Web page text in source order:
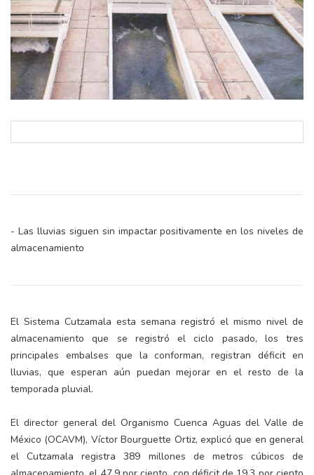
- Las lluvias siguen sin impactar positivamente en los niveles de
almacenamiento
El Sistema Cutzamala esta semana registró el mismo nivel de
almacenamiento que se registró el ciclo pasado, los tres
principales embalses que la conforman, registran déficit en
lluvias, que esperan aún puedan mejorar en el resto de la
temporada pluvial.
El director general del Organismo Cuenca Aguas del Valle de
México (OCAVM), Víctor Bourguette Ortiz, explicó que en general
el Cutzamala registra 389 millones de metros cúbicos de